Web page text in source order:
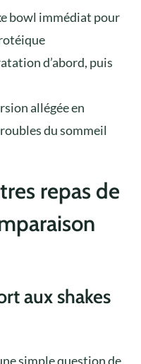
bowl immédiat pour
d’abord, puis
allégée en
du sommeil
repas de
aux shakes
simple question de